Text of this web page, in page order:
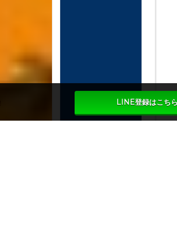
LINE登録はこち